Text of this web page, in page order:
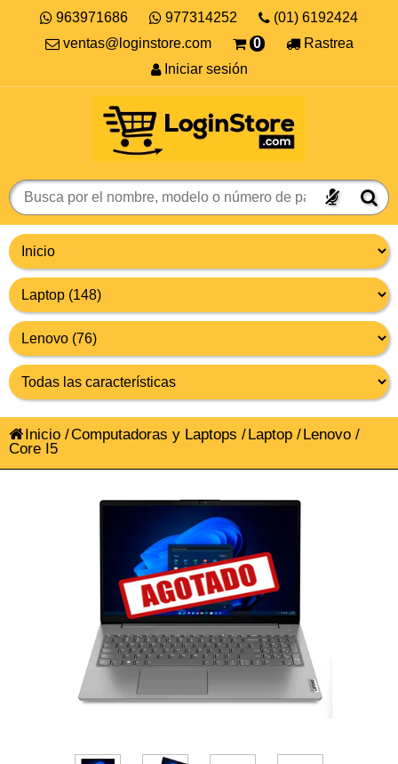
963971686 977314252
(01) 6192424
ventas@loginstore.com
0
Rastrea
Iniciar sesión
Inicio /Computadoras y Laptops /Laptop /Lenovo /
Core I5